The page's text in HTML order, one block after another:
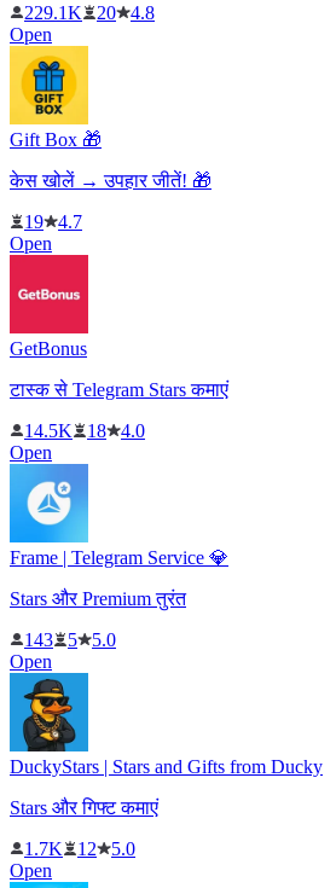
229.1K
20
4.8
Open
Gift Box 🎁
केस खोलें → उपहार जीतें! 🎁
19
4.7
Open
GetBonus
टास्क से Telegram Stars कमाएं
14.5K
18
4.0
Open
Frame | Telegram Service 💎
Stars और Premium तुरंत
143
5
5.0
Open
DuckyStars | Stars and Gifts from Ducky
Stars और गिफ्ट कमाएं
1.7K
12
5.0
Open